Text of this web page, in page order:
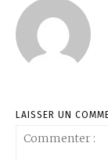
LAISSER UN